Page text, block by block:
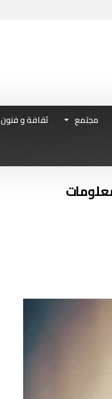
مجتمع ثقافة و فنون